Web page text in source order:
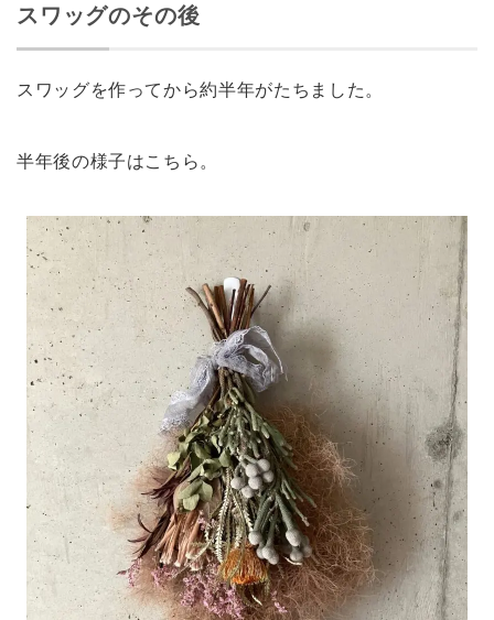
スワッグのその後
スワッグを作ってから約半年がたちました。
半年後の様子はこちら。